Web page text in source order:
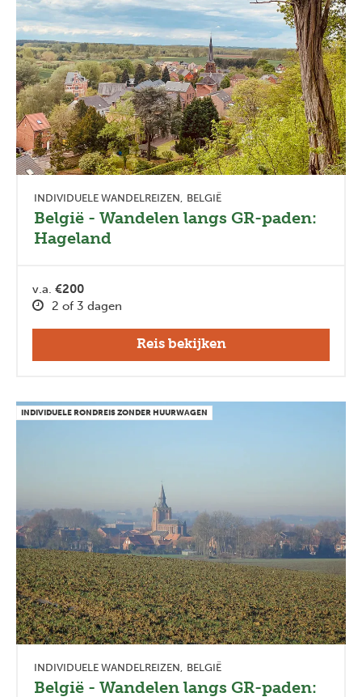
INDIVIDUELE WANDELREIZEN BELGIË
België - Wandelen langs GR-paden:
Hageland
v.a. €200
2 of 3 dagen
Reis bekijken
INDIVIDUELE RONDREIS ZONDER HUURWAGEN
INDIVIDUELE WANDELREIZEN BELGIË
België - Wandelen langs GR-paden: